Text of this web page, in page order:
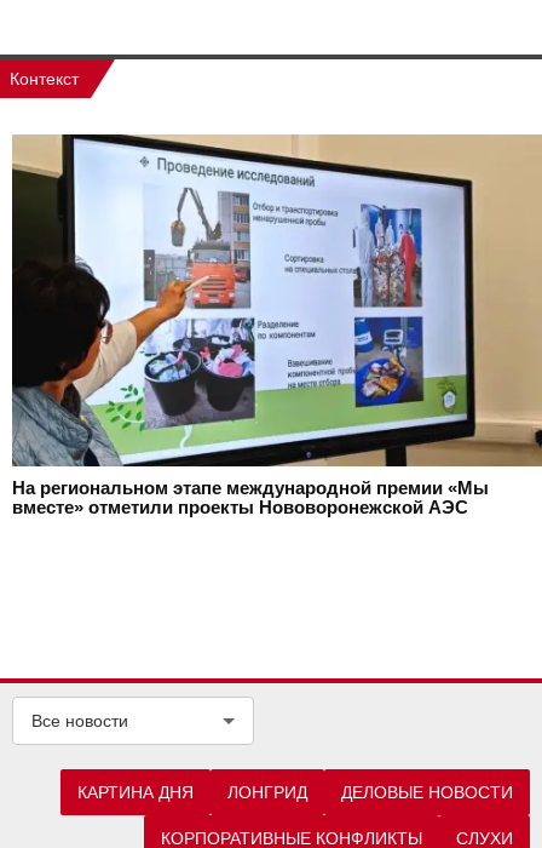
Контекст
На региональном этапе международной премии «Мы
вместе» отметили проекты Нововоронежской АЭС
Все новости
КАРТИНА ДНЯ ЛОНГРИД ДЕЛОВЫЕ НОВОСТИ
КОРПОРАТИВНЫЕ КОНФЛИКТЫ СЛУХИ